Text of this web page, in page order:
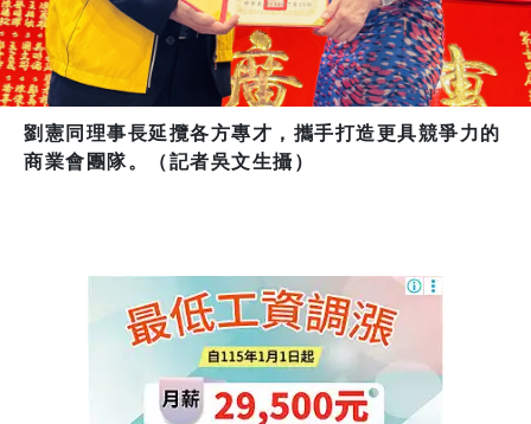
劉憲同理事長延攬各方專才，攜手打造更具競爭力的
商業會團隊。（記者吳文生攝）